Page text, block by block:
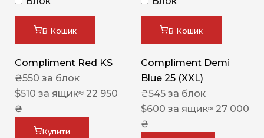
В Кошик
Compliment Red KS
₴550 за блок
$510 за ящик≈ 22 950
₴
Купити
В Кошик
Compliment Demi
Blue 25 (XXL)
₴545 за блок
$600 за ящик≈ 27 000
₴